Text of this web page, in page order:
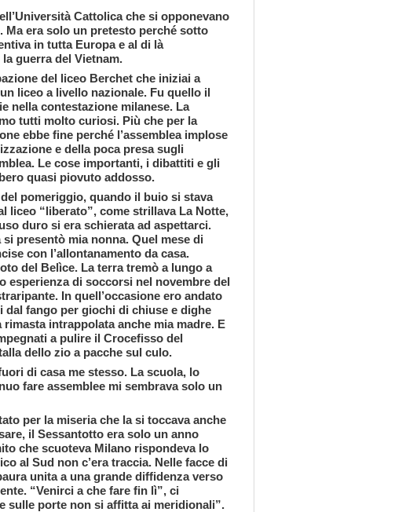
Cattolica che si opponevano
era solo un pretesto perché sotto
in tutta Europa e al di là
guerra del Vietnam.
del liceo Berchet che iniziai a
liceo a livello nazionale. Fu quello il
nella contestazione milanese. La
tutti molto curiosi. Più che per la
ebbe fine perché l’assemblea implose
e della poca presa sugli
Le cose importanti, i dibattiti e gli
quasi piovuto addosso.
pomeriggio, quando il buio si stava
liceo “liberato”, come strillava La Notte,
duro si era schierata ad aspettarci.
presentò mia nonna. Quel mese di
con l’allontanamento da casa.
del Belìce. La terra tremò a lungo a
esperienza di soccorsi nel novembre del
In quell’occasione ero andato
fango per giochi di chiuse e dighe
intrappolata anche mia madre. E
a pulire il Crocefisso del
dello zio a pacche sul culo.
di casa me stesso. La scuola, lo
fare assemblee mi sembrava solo un
per la miseria che la si toccava anche
il Sessantotto era solo un anno
che scuoteva Milano rispondeva lo
al Sud non c’era traccia. Nelle facce di
unita a una grande diffidenza verso
“Venirci a che fare fin lì”, ci
sulle porte non si affitta ai meridionali”.